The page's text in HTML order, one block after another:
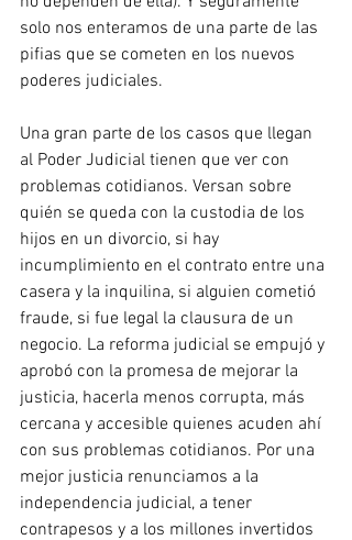
solo nos enteramos de una parte de las
pifias que se cometen en los nuevos
poderes judiciales.
Una gran parte de los casos que llegan
al Poder Judicial tienen que ver con
problemas cotidianos. Versan sobre
quién se queda con la custodia de los
hijos en un divorcio, si hay
incumplimiento en el contrato entre una
casera y la inquilina, si alguien cometió
fraude, si fue legal la clausura de un
negocio. La reforma judicial se empujó y
aprobó con la promesa de mejorar la
justicia, hacerla menos corrupta, más
cercana y accesible quienes acuden ahí
con sus problemas cotidianos. Por una
mejor justicia renunciamos a la
independencia judicial, a tener
contrapesos y a los millones invertidos